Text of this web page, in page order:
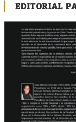
EDITORIAL